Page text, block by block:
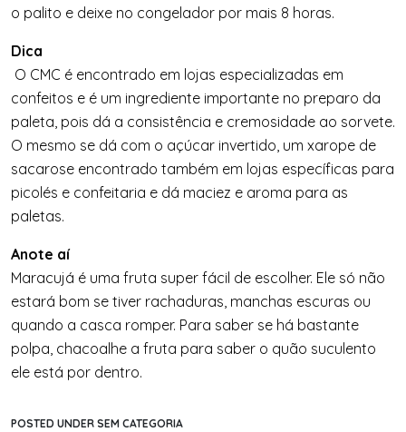
o palito e deixe no congelador por mais 8 horas.
Dica
O CMC é encontrado em lojas especializadas em
confeitos e é um ingrediente importante no preparo da
paleta, pois dá a consistência e cremosidade ao sorvete.
O mesmo se dá com o açúcar invertido, um xarope de
sacarose encontrado também em lojas específicas para
picolés e confeitaria e dá maciez e aroma para as
paletas.
Anote aí
Maracujá é uma fruta super fácil de escolher. Ele só não
estará bom se tiver rachaduras, manchas escuras ou
quando a casca romper. Para saber se há bastante
polpa, chacoalhe a fruta para saber o quão suculento
ele está por dentro.
POSTED UNDER SEM CATEGORIA